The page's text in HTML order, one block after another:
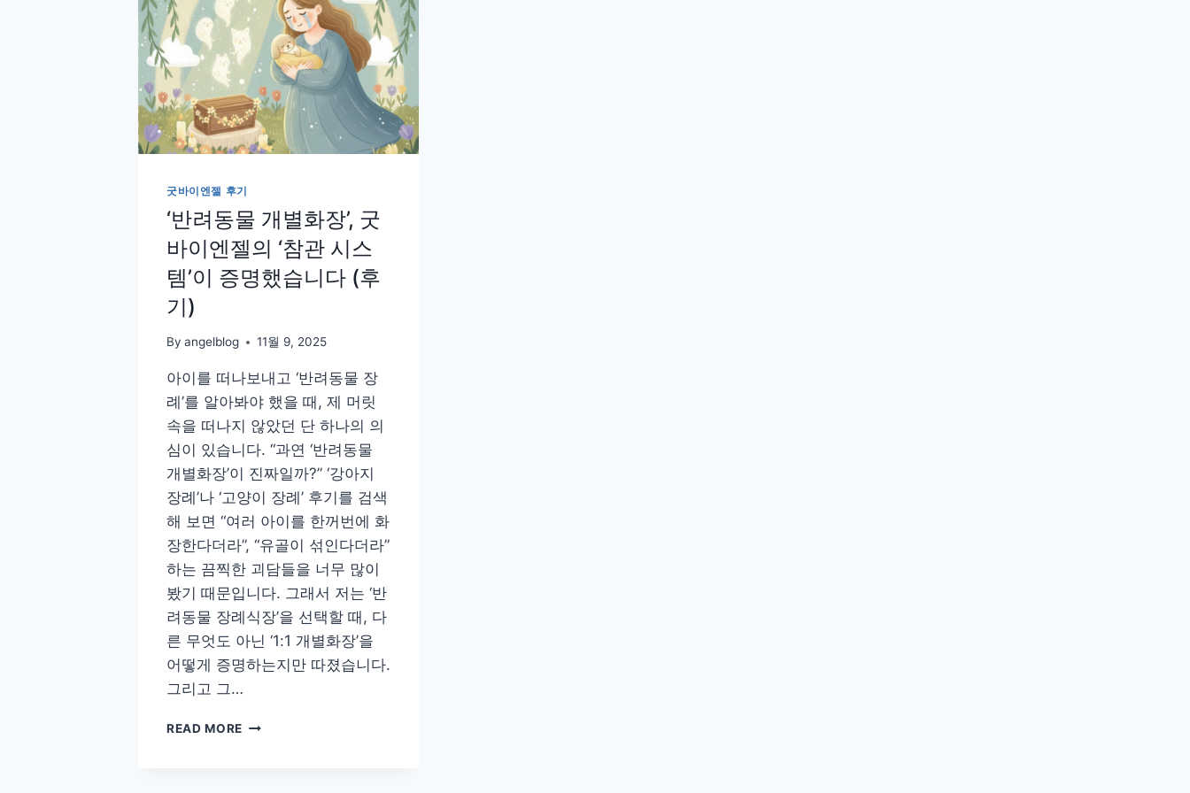
굿바이엔젤 후기
‘반려동물 개별화장’, 굿
바이엔젤의 ‘참관 시스
템’이 증명했습니다 (후
기)
By angelblog 11월 9, 2025
아이를 떠나보내고 ‘반려동물 장
례’를 알아봐야 했을 때, 제 머릿
속을 떠나지 않았던 단 하나의 의
심이 있습니다. “과연 ‘반려동물
개별화장’이 진짜일까?” ‘강아지
장례’나 ‘고양이 장례’ 후기를 검색
해 보면 “여러 아이를 한꺼번에 화
장한다더라”, “유골이 섞인다더라”
하는 끔찍한 괴담들을 너무 많이
봤기 때문입니다. 그래서 저는 ‘반
려동물 장례식장’을 선택할 때, 다
른 무엇도 아닌 ‘1:1 개별화장’을
어떻게 증명하는지만 따졌습니다.
그리고 그…
READ MORE ‘반